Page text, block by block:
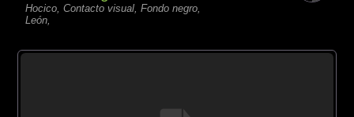
Hocico, Contacto visual, Fondo negro,
León,